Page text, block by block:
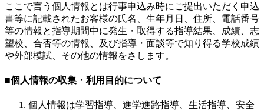
ここで言う個人情報とは行事申込み時にご提出いただく申込
書等に記載されたお客様の氏名、生年月日、住所、電話番号
等の情報と指導期間中に発生・取得する指導結果、成績、志
望校、合否等の情報、及び指導・面談等で知り得る学校成績
や外部模試、その他の情報をさします。
■個人情報の収集・利用目的について
個人情報は学習指導、進学進路指導、生活指導、安全